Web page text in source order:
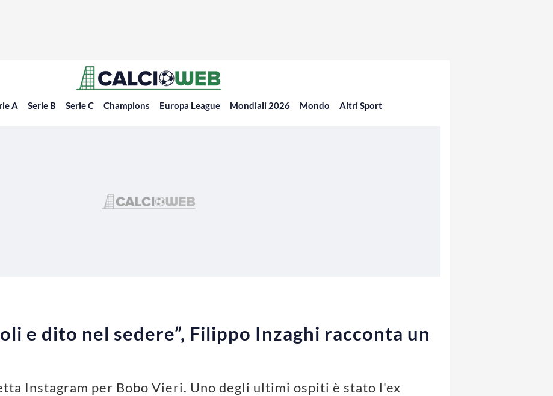
A Serie B Serie C Champions Europa League Mondiali 2026 Mondo Altri Sport
e dito nel sedere”, Filippo Inzaghi racconta un
Instagram per Bobo Vieri. Uno degli ultimi ospiti è stato l'ex